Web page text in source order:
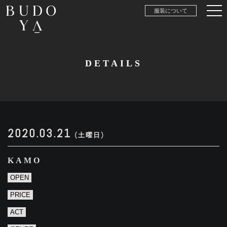
服装について
DETAILS
2020.03.21 (土曜日)
KAMO
OPEN
PRICE
ACT